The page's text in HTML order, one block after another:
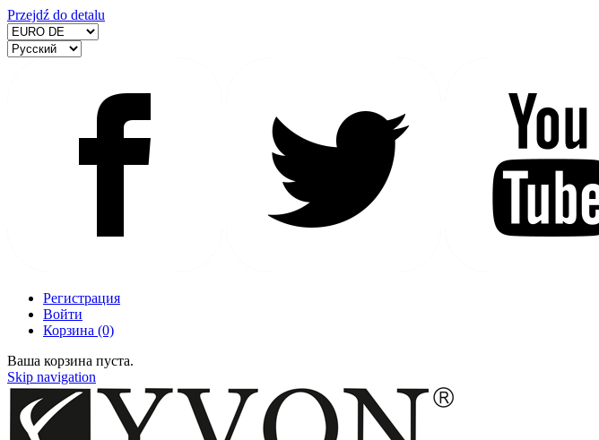
Przejdź do detalu
Регистрация
Войти
Корзина (0)
Ваша корзина пуста.
Skip navigation